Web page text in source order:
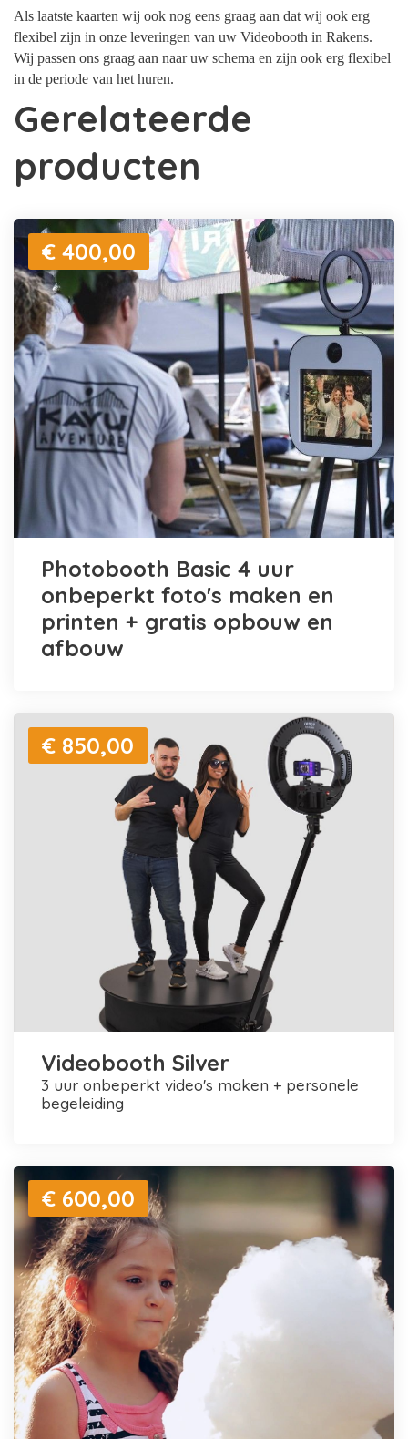
Als laatste kaarten wij ook nog eens graag aan dat wij ook erg
flexibel zijn in onze leveringen van uw Videobooth in Rakens.
Wij passen ons graag aan naar uw schema en zijn ook erg flexibel
in de periode van het huren.
Gerelateerde
producten
€ 400,00
Photobooth Basic 4 uur
onbeperkt foto's maken en
printen + gratis opbouw en
afbouw
€ 850,00
Videobooth Silver
3 uur onbeperkt video's maken + personele
begeleiding
€ 600,00